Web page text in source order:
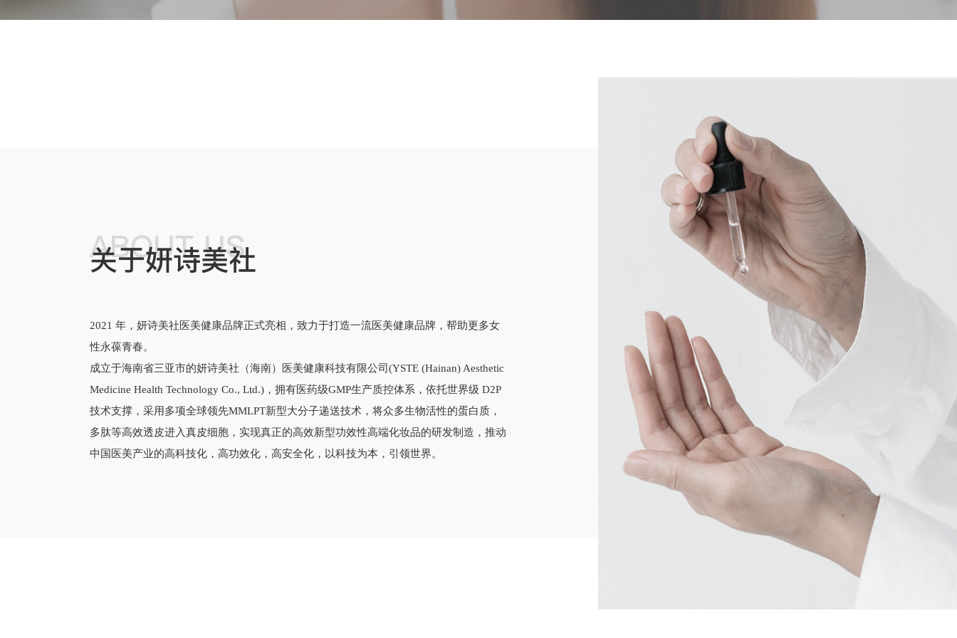
ABOUT US
关于妍诗美社
2021 年，妍诗美社医美健康品牌正式亮相，致力于打造一流医美健康品牌，帮助更多女
性永葆青春。
成立于海南省三亚市的妍诗美社（海南）医美健康科技有限公司(YSTE (Hainan) Aesthetic
Medicine Health Technology Co., Ltd.)，拥有医药级GMP生产质控体系，依托世界级 D2P
技术支撑，采用多项全球领先MMLPT新型大分子递送技术，将众多生物活性的蛋白质，
多肽等高效透皮进入真皮细胞，实现真正的高效新型功效性高端化妆品的研发制造，推动
中国医美产业的高科技化，高功效化，高安全化，以科技为本，引领世界。